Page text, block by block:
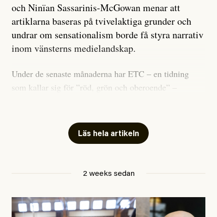
och Ninïan Sassarinis-McGowan menar att
artiklarna baseras på tvivelaktiga grunder och
undrar om sensationalism borde få styra narrativ
inom vänsterns medielandskap.
Under de senaste månaderna har ETC – en tidning
som kallar sig för ”röd, grön och oberoende” –
skriver för? Vad betyder det att vara en ”röd, grön och
oberoende” tidning? Och vad är egentligen bra
utpekas som israelisk infiltratör”. Enligt ingressen
Läs hela artikeln
2 weeks sedan